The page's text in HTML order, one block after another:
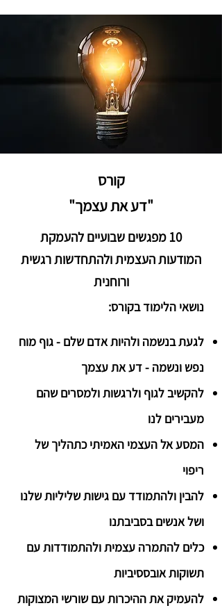
קורס
"דע את עצמך"
10 מפגשים שבועיים להעמקת
המודעות העצמית ולהתחדשות רגשית
ורוחנית
נושאי הלימוד בקורס:
לגעת בנשמה ולהיות אדם שלם - גוף מוח
נפש ונשמה - דע את עצמך
להקשיב לגוף ולרגשות ולמסרים שהם
מעבירים לנו
המסע אל העצמי האמיתי כתהליך של
ריפוי
להבין ולהתמודד עם גישות שליליות שלנו
ושל אנשים בסביבתנו
כלים להתמרה עצמית ולהתמודדות עם
תשוקות אובססיביות
להעמיק את ההיכרות עם שורשי המצוקות